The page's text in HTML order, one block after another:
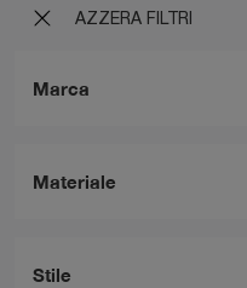
AZZERA FILTRI
Marca
Materiale
Stile